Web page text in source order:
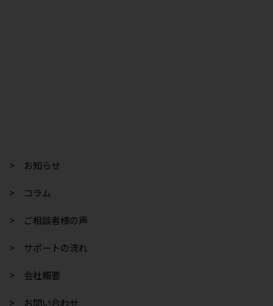
> お知らせ
> コラム
> ご相談者様の声
> サポートの流れ
> 会社概要
> お問い合わせ